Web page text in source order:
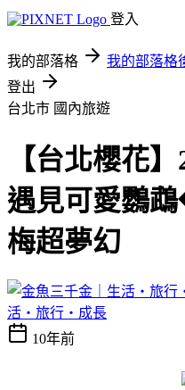
登入
我的部落格 我的部落格
登出
台北市 國內旅遊
【台北櫻花
遇見可愛鸚
梅超夢幻
活・旅行・成長
10年前